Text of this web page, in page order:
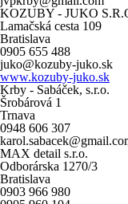
KOZUBY - JUKO
Lamačská cesta 109
Bratislava
0905 655 488
juko@kozuby-juko.sk
www.kozuby-juko.sk
Krby - Sabáček, s.r.o.
Šrobárová 1
Trnava
0948 606 307
MAX detail s.r.o.
Odborárska 1270/3
Bratislava
0903 966 980